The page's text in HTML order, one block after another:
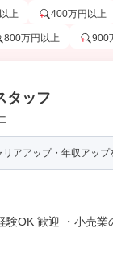
上 400万円以上
800万円以上 900
タッフ
リアアップ・年収アッ
OK 歓迎 ・小売業